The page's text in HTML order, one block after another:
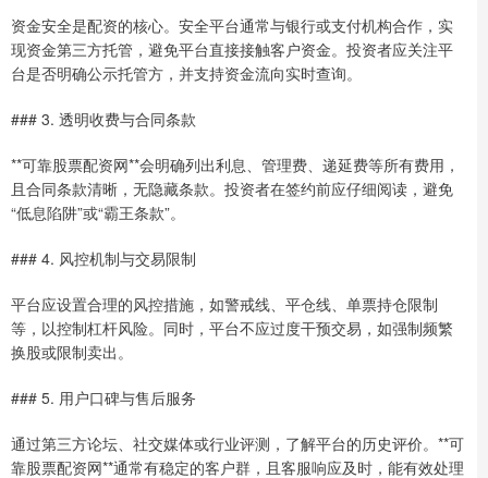
资金安全是配资的核心。安全平台通常与银行或支付机构合作，实
现资金第三方托管，避免平台直接接触客户资金。投资者应关注平
台是否明确公示托管方，并支持资金流向实时查询。
### 3. 透明收费与合同条款
**可靠股票配资网**会明确列出利息、管理费、递延费等所有费用，
且合同条款清晰，无隐藏条款。投资者在签约前应仔细阅读，避免
“低息陷阱”或“霸王条款”。
### 4. 风控机制与交易限制
平台应设置合理的风控措施，如警戒线、平仓线、单票持仓限制
等，以控制杠杆风险。同时，平台不应过度干预交易，如强制频繁
换股或限制卖出。
### 5. 用户口碑与售后服务
通过第三方论坛、社交媒体或行业评测，了解平台的历史评价。**可
靠股票配资网**通常有稳定的客户群，且客服响应及时，能有效处理